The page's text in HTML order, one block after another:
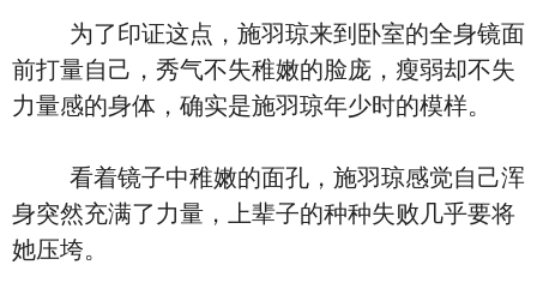
为了印证这点，施羽琼来到卧室的全身镜面
前打量自己，秀气不失稚嫩的脸庞，瘦弱却不失
力量感的身体，确实是施羽琼年少时的模样。
看着镜子中稚嫩的面孔，施羽琼感觉自己浑
身突然充满了力量，上辈子的种种失败几乎要将
她压垮。